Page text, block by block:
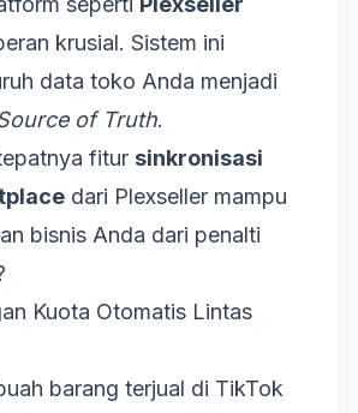
krusial. Sistem ini
data toko Anda menjadi
of Truth.
fitur sinkronisasi
dari Plexseller mampu
bisnis Anda dari penalti
Kuota Otomatis Lintas
barang terjual di TikTok